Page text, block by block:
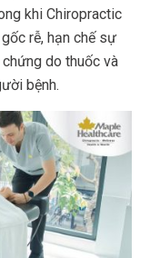
khi Chiropractic
rễ, hạn chế sự
do thuốc và
bệnh.